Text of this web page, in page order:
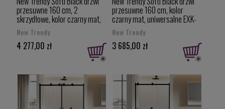
przesuwne 160 cm, 2
skrzydłowe, kolor czarny mat,
uniwersalne EXK-3962
New Trendy
4 277,00 zł
przesuwne 160 cm, kolor
czarny mat, uniwersalne EXK-
3956
New Trendy
3 685,00 zł